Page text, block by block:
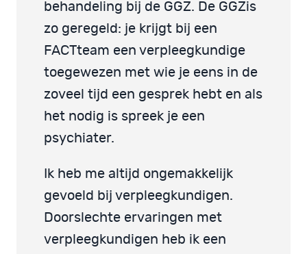
behandeling bij de GGZ. De GGZis
zo geregeld: je krijgt bij een
FACTteam een verpleegkundige
toegewezen met wie je eens in de
zoveel tijd een gesprek hebt en als
het nodig is spreek je een
psychiater.
Ik heb me altijd ongemakkelijk
gevoeld bij verpleegkundigen.
Doorslechte ervaringen met
verpleegkundigen heb ik een